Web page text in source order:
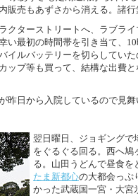
販売もあずさから消える。諸行
クターストリートへ、ラブラ
い最初の時間帯を引き当て、
イルバッテリーを切らしていた
ップ等も買って、結構な出費
昨日から入院しているので見舞
翌日曜日、ジョギングで
をぐるぐる回る。西へ鳩
る。山田うどんで昼食を
たま新都心の大都会っぷ
かった武蔵国一宮・大宮